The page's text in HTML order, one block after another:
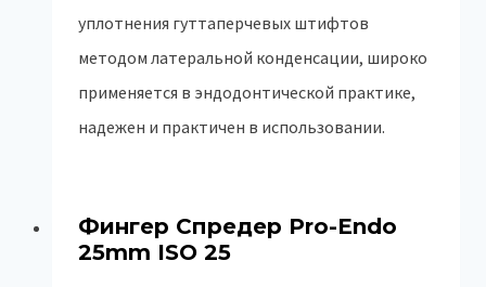
уплотнения гуттаперчевых штифтов
методом латеральной конденсации, широко
применяется в эндодонтической практике,
надежен и практичен в использовании.
Фингер Спредер Pro-Endo
25mm ISO 25